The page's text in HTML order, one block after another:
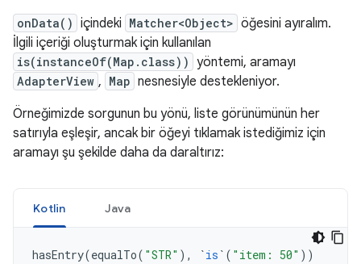
onData() içindeki Matcher<Object> öğesini ayıralım.
İlgili içeriği oluşturmak için kullanılan
is(instanceOf(Map.class)) yöntemi, aramayı
AdapterView , Map nesnesiyle destekleniyor.
Örneğimizde sorgunun bu yönü, liste görünümünün her
satırıyla eşleşir, ancak bir öğeyi tıklamak istediğimiz için
aramayı şu şekilde daha da daraltırız:
Kotlin Java
hasEntry(equalTo( "STR" ), `is ` ( "item: 50" ))